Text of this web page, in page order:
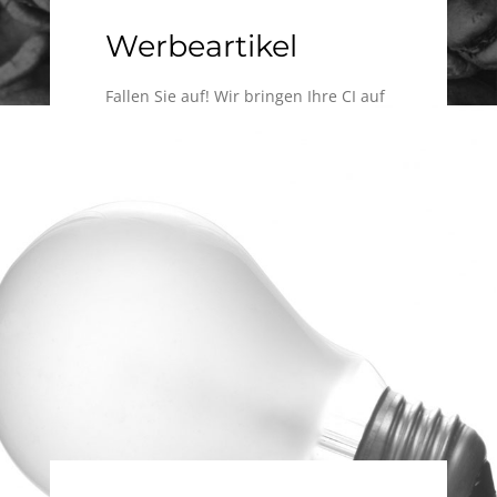
Werbeartikel
Fallen Sie auf! Wir bringen Ihre CI auf